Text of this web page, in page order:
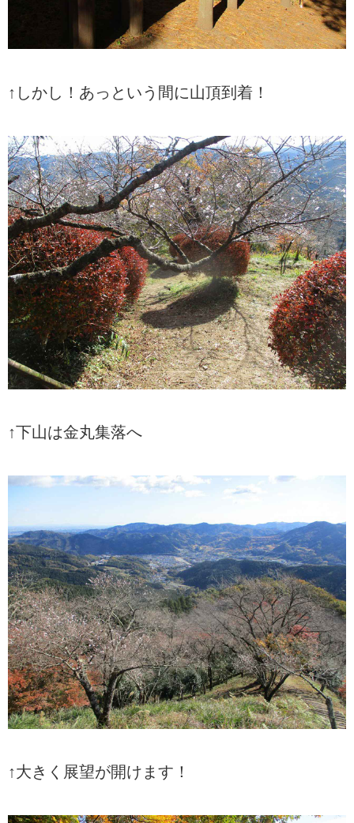
↑しかし！あっという間に山頂到着！
↑下山は金丸集落へ
↑大きく展望が開けます！